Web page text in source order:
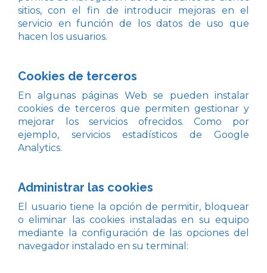
sitios, con el fin de introducir mejoras en el
servicio en función de los datos de uso que
hacen los usuarios.
Cookies de terceros
En algunas páginas Web se pueden instalar
cookies de terceros que permiten gestionar y
mejorar los servicios ofrecidos. Como por
ejemplo, servicios estadísticos de Google
Analytics.
Administrar las cookies
El usuario tiene la opción de permitir, bloquear
o eliminar las cookies instaladas en su equipo
mediante la configuración de las opciones del
navegador instalado en su terminal: